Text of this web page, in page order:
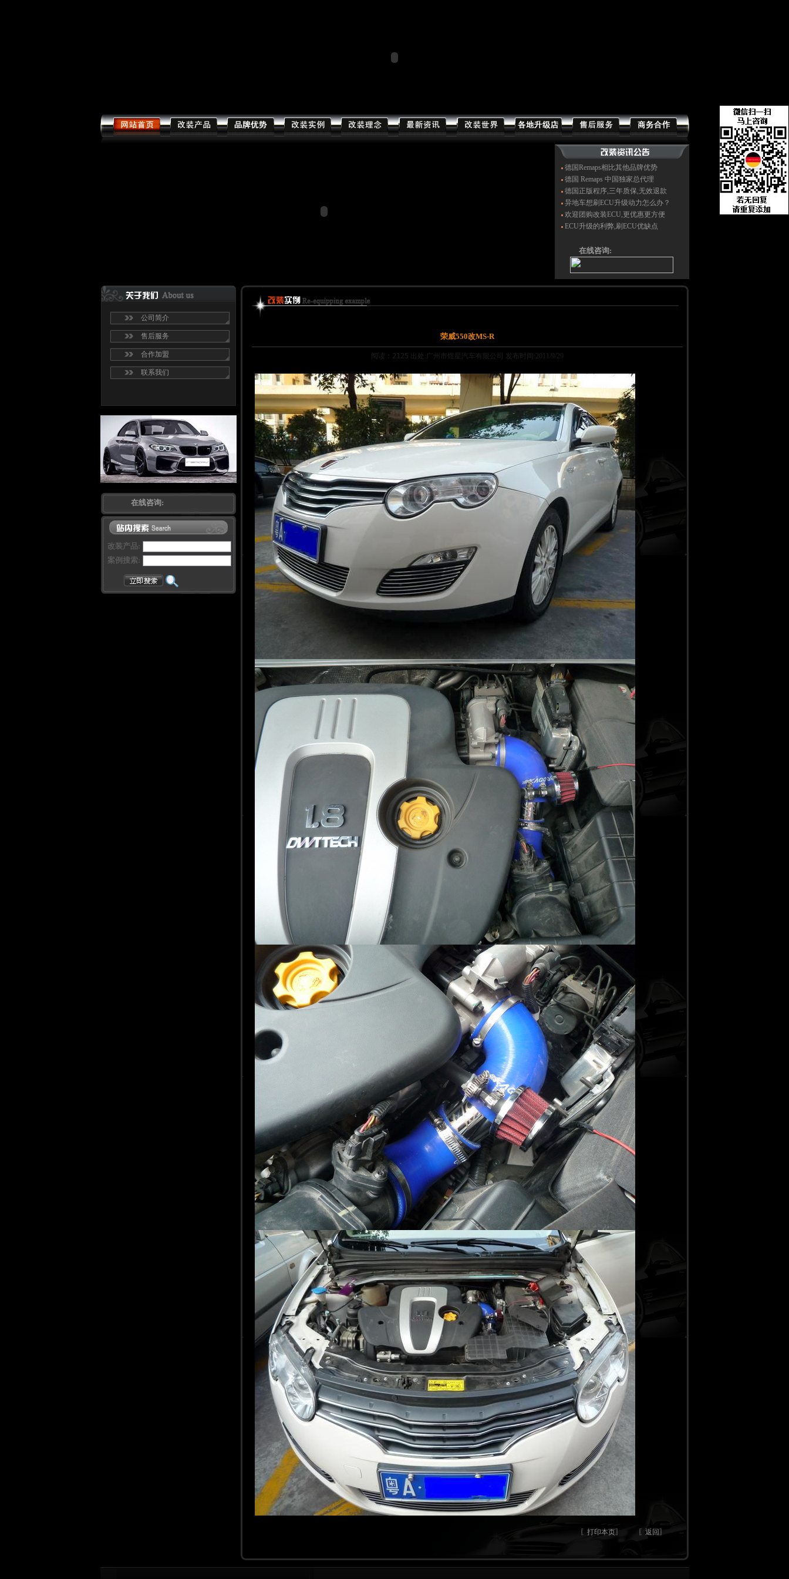
德国Remaps相比其他品牌优势
德国 Remaps 中国独家总代理
德国正版程序,三年质保,无效退款
异地车想刷ECU升级动力怎么办？
欢迎团购改装ECU,更优惠更方便
ECU升级的利弊,刷ECU优缺点
在线咨询:
公司简介
售后服务
合作加盟
联系我们
在线咨询:
改装产品:
案例搜索:
荣威550改MS-R
阅读：2125 出处:广州市煜星汽车有限公司 发布时间:2011/9/29
〖打印本页〗 〖返回〗